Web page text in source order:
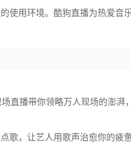
使用环境。酷狗直播为热爱音
直播带你领略万人现场的澎湃
歌，让艺人用歌声治愈你的疲惫